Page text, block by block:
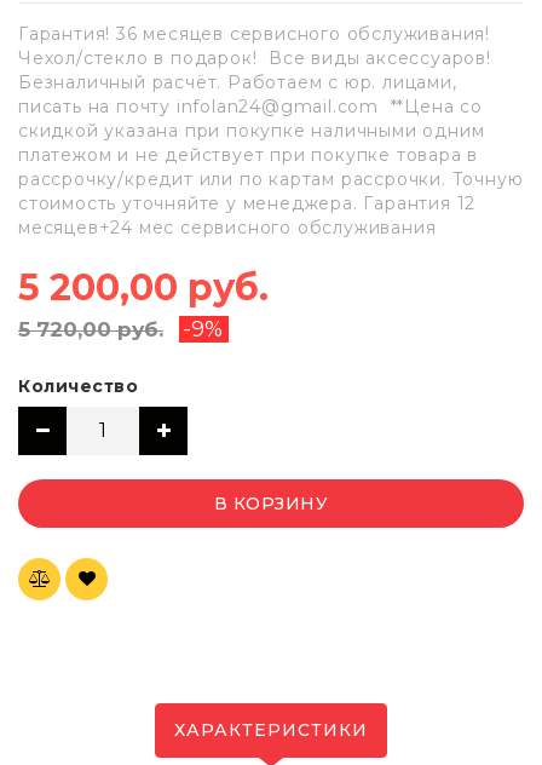
Гарантия! 36 месяцев сервисного обслуживания!
Чехол/стекло в подарок! Все виды аксессуаров!
Безналичный расчёт. Работаем с юр. лицами,
писать на почту infolan24@gmail.com **Цена со
скидкой указана при покупке наличными одним
платежом и не действует при покупке товара в
рассрочку/кредит или по картам рассрочки. Точную
стоимость уточняйте у менеджера. Гарантия 12
месяцев+24 мес сервисного обслуживания
5 200,00 руб.
5 720,00 руб. -9%
Количество
В КОРЗИНУ
ХАРАКТЕРИСТИКИ